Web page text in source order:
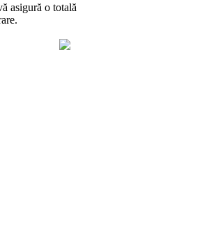
asigură o totală